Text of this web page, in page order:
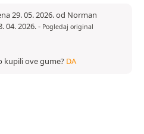
29. 05. 2026. od Norman
04. 2026.- Pogledaj original
kupili ove gume? DA